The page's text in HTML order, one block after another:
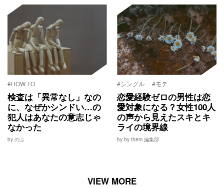
#HOW TO
検査は「異常なし」なの
に、なぜかシンドい…の
犯人はあなたの意志じゃ
なかった
by のぶ
#シングル #モテ
恋愛経験ゼロの男性は恋
愛対象になる？女性100人
の声から見えたスキとキ
ライの境界線
by by them 編集部
VIEW MORE